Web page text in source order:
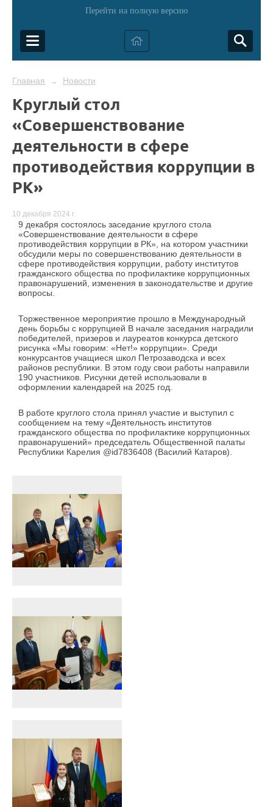
Перейти на полную версию
Главная → Новости
Круглый стол
«Совершенствование
деятельности в сфере
противодействия коррупции в
РК»
10 декабря 2024 г.
9 декабря состоялось заседание круглого стола
«Совершенствование деятельности в сфере
противодействия коррупции в РК», на котором участники
обсудили меры по совершенствованию деятельности в
сфере противодействия коррупции, работу институтов
гражданского общества по профилактике коррупционных
правонарушений, изменения в законодательстве и другие
вопросы.
Торжественное мероприятие прошло в Международный
день борьбы с коррупцией В начале заседания наградили
победителей, призеров и лауреатов конкурса детского
рисунка «Мы говорим: «Нет!» коррупции». Среди
конкурсантов учащиеся школ Петрозаводска и всех
районов республики. В этом году свои работы направили
190 участников. Рисунки детей использовали в
оформлении календарей на 2025 год.
В работе круглого стола принял участие и выступил с
сообщением на тему «Деятельность институтов
гражданского общества по профилактике коррупционных
правонарушений» председатель Общественной палаты
Республики Карелия @id7836408 (Василий Катаров).